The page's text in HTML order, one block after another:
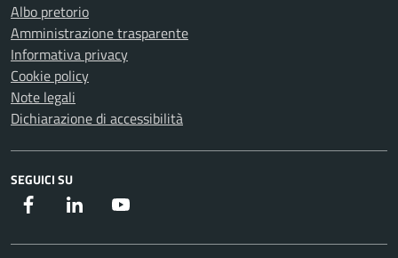
Albo pretorio
Amministrazione trasparente
Informativa privacy
Cookie policy
Note legali
Dichiarazione di accessibilità
SEGUICI SU
Facebook Instagram